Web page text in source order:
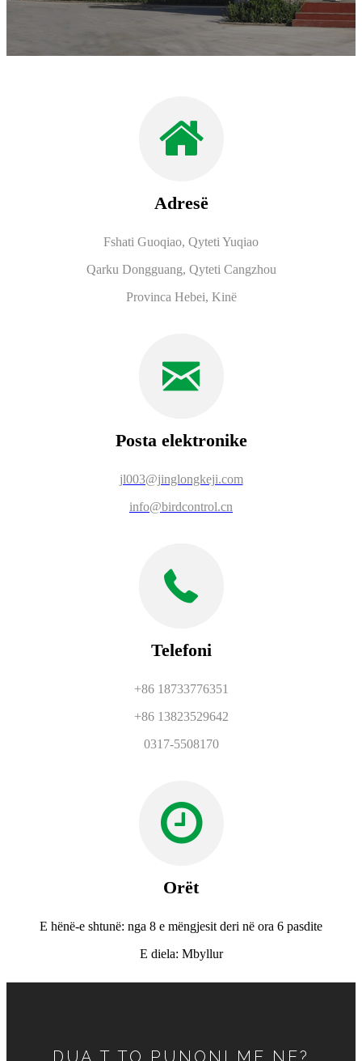
Adresë
Fshati Guoqiao, Qyteti Yuqiao
Qarku Dongguang, Qyteti Cangzhou
Provinca Hebei, Kinë
Posta elektronike
jl003@jinglongkeji.com
info@birdcontrol.cn
Telefoni
+86 18733776351
+86 13823529642
0317-5508170
Orët
E hënë-e shtunë: nga 8 e mëngjesit deri në ora 6 pasdite
E diela: Mbyllur
DUA T TO PUNONI ME NE?